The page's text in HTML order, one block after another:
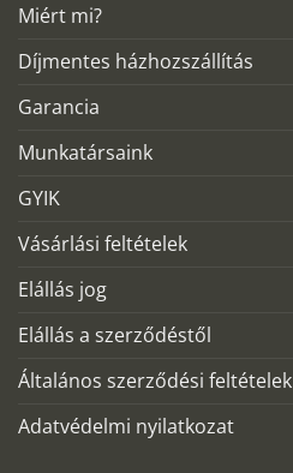
Miért mi?
Díjmentes házhozszállítás
Garancia
Munkatársaink
GYIK
Vásárlási feltételek
Elállás jog
Elállás a szerződéstől
Általános szerződési feltételek
Adatvédelmi nyilatkozat